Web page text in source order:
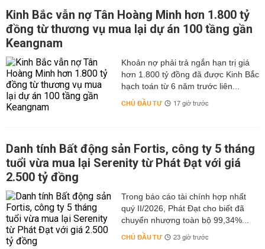
Kinh Bắc vẫn nợ Tân Hoàng Minh hơn 1.800 tỷ
đồng từ thương vụ mua lại dự án 100 tầng gần
Keangnam
hơn 1.800 tỷ đồng đã được Kinh Bắc
hạch toán từ 6 năm trước liên...
CHỦ ĐẦU TƯ 17 giờ trước
Danh tính Bất động sản Fortis, công ty 5 tháng
tuổi vừa mua lại Serenity từ Phát Đạt với giá
2.500 tỷ đồng
Trong báo cáo tài chính hợp nhất
quý II/2026, Phát Đạt cho biết đã
chuyển nhượng toàn bộ 99,34%...
CHỦ ĐẦU TƯ 23 giờ trước